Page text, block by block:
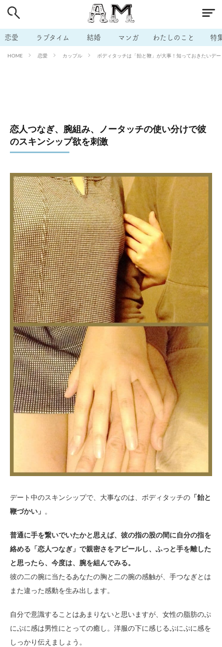
恋愛 ラブタイム 結婚 マンガ わたしのこと 特
HOME 恋愛 カップル ボディタッチは「飴と鞭」が大事！知っておきたいデ
恋人つなぎ、腕組み、ノータッチの使い分けで彼
のスキンシップ欲を刺激
デート中のスキンシップで、大事なのは、ボディタッチの 「飴と
鞭づかい」 。
普通に手を繋いでいたかと思えば、彼の指の股の間に自分の指を
絡める「恋人つなぎ」で親密さをアピールし、ふっと手を離した
と思ったら、今度は、腕を組んでみる。
彼の二の腕に当たるあなたの胸と二の腕の感触が、手つなぎとは
また違った感動を生み出します。
自分で意識することはあまりないと思いますが、女性の脂肪のぷ
にぷに感は男性にとっての癒し。洋服の下に感じるぷにぷに感を
しっかり伝えましょう。
# 男の本音 # セフレ
# 不倫 # 出会う方法 # マッチングアプリ
# ラブグッズ # 体の相性 # イケない